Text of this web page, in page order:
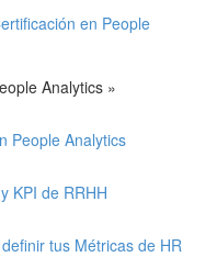
en People
Analytics »
People Analytics
KPI de RRHH
tus Métricas de HR